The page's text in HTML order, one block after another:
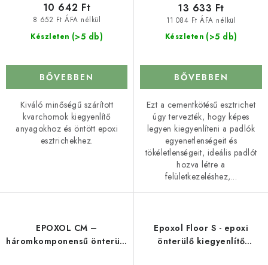
Készleten (>5 db)
8 652 Ft ÁFA nélkül
10 642 Ft
BŐVEBBEN
Kiváló minőségű szárított
kvarchomok kiegyenlítő
anyagokhoz és öntött epoxi
esztrichekhez.
Készleten (>5 db)
11 084 Ft ÁFA nélkül
13 633 Ft
BŐVEBBEN
Ezt a cementkötésű esztrichet
úgy tervezték, hogy képes
legyen kiegyenlíteni a padlók
egyenetlenségeit és
tökéletlenségeit, ideális padlót
hozva létre a
felületkezeléshez,...
EPOXOL CM –
háromkomponensű önterülő
Epoxol Floor S - epoxi
önterülő kiegyenlítő